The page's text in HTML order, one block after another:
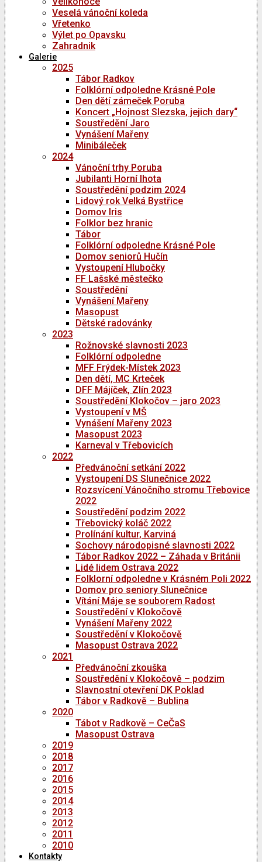
Veselá vánoční koleda
Vřetenko
Výlet po Opavsku
Zahradnik
Galerie
2025
Tábor Radkov
Folklórní odpoledne Krásné Pole
Den dětí zámeček Poruba
Koncert „Hojnost Slezska, jejich dary“
Soustředění Jaro
Vynášení Mařeny
Minibáleček
2024
Vánoční trhy Poruba
Jubilanti Horní lhota
Soustředění podzim 2024
Lidový rok Velká Bystřice
Domov Iris
Folklor bez hranic
Tábor
Folklórní odpoledne Krásné Pole
Domov seniorů Hučín
Vystoupení Hlubočky
FF Lašské městečko
Soustředění
Vynášení Mařeny
Masopust
Dětské radovánky
2023
Rožnovské slavnosti 2023
Folklórní odpoledne
MFF Frýdek-Místek 2023
Den dětí, MC Krteček
DFF Májíček, Zlín 2023
Soustředění Klokočov – jaro 2023
Vystoupení v MŠ
Vynášení Mařeny 2023
Masopust 2023
Karneval v Třebovicích
2022
Předvánoční setkání 2022
Vystoupení DS Slunečnice 2022
Rozsvícení Vánočního stromu Třebovice
2022
Soustředění podzim 2022
Třebovický koláč 2022
Prolínání kultur, Karviná
Sochovy národopisné slavnosti 2022
Tábor Radkov 2022 – Záhada v Británii
Lidé lidem Ostrava 2022
Folklorní odpoledne v Krásném Poli 2022
Domov pro seniory Slunečnice
Vítání Máje se souborem Radost
Soustředění v Klokočově
Vynášení Mařeny 2022
Soustředění v Klokočově
Masopust Ostrava 2022
2021
Předvánoční zkouška
Soustředění v Klokočově – podzim
Slavnostní otevření DK Poklad
Tábor v Radkově – Bublina
2020
Tábot v Radkově – CeČaS
Masopust Ostrava
2019
2018
2017
2016
2015
2014
2013
2012
2011
2010
Kontakty